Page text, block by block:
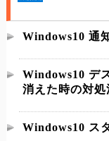
Windows10 通
Windows10 デ
消えた時の対処
Windows10 ス